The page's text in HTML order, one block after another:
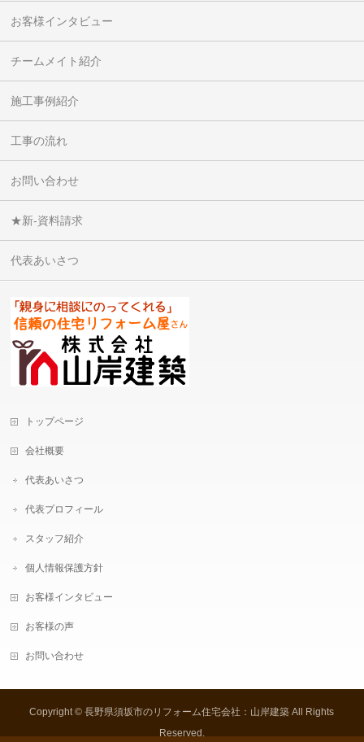
お客様インタビュー
チームメイト紹介
施工事例紹介
工事の流れ
お問い合わせ
★新-資料請求
代表あいさつ
トップページ
会社概要
代表あいさつ
代表プロフィール
スタッフ紹介
個人情報保護方針
お客様インタビュー
お客様の声
お問い合わせ
Copyright ©長野県須坂市のリフォーム住宅会社：山岸建築 All Rights
Reserved.